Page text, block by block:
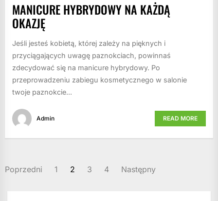
MANICURE HYBRYDOWY NA KAŻDĄ
OKAZJĘ
Jeśli jesteś kobietą, której zależy na pięknych i
przyciągających uwagę paznokciach, powinnaś
zdecydować się na manicure hybrydowy. Po
przeprowadzeniu zabiegu kosmetycznego w salonie
twoje paznokcie...
Admin READ MORE
STRONICOWANIE
Poprzedni 1 2 3 4 Następny